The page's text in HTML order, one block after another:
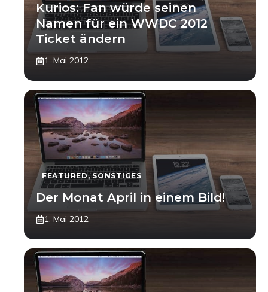
Kurios: Fan würde seinen
Namen für ein WWDC 2012
Ticket ändern
1. Mai 2012
FEATURED,SONSTIGES
Der Monat April in einem Bild!
1. Mai 2012